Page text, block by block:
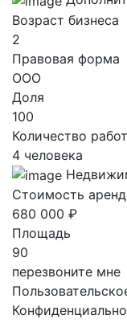
Возраст бизнеса
2
Правовая форма
ООО
Доля
100
Количество
4 человека
Стоимость
680 000 ₽
Площадь
90
перезвоните мне